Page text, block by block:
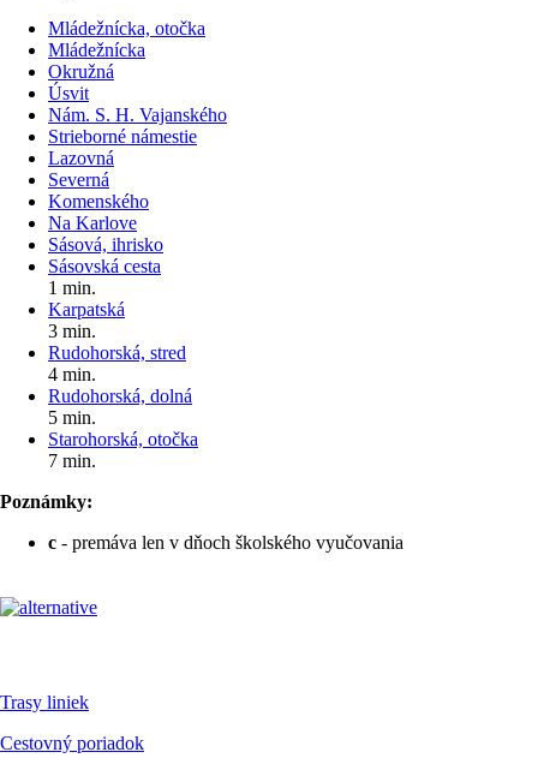
Mládežnícka, otočka
Mládežnícka
Okružná
Úsvit
Nám. S. H. Vajanského
Strieborné námestie
Lazovná
Severná
Komenského
Na Karlove
Sásová, ihrisko
Sásovská cesta
1 min.
Karpatská
3 min.
Rudohorská, stred
4 min.
Rudohorská, dolná
5 min.
Starohorská, otočka
7 min.
Poznámky:
c - premáva len v dňoch školského vyučovania
Trasy liniek
Cestovný poriadok